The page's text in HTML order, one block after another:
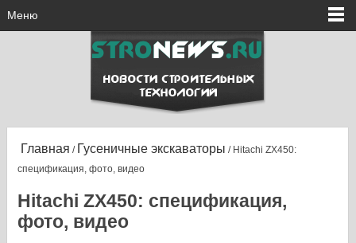
Меню
Главная / Гусеничные экскаваторы / Hitachi ZX450:
спецификация, фото, видео
Hitachi ZX450: спецификация,
фото, видео